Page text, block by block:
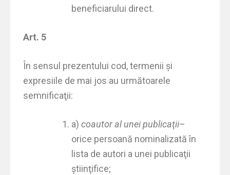
beneficiarului direct.
Art. 5
În sensul prezentului cod, termenii şi
expresiile de mai jos au următoarele
semnificaţii:
a) coautor al unei publicaţii–
orice persoană nominalizată în
lista de autori a unei publicaţii
ştiinţifice;